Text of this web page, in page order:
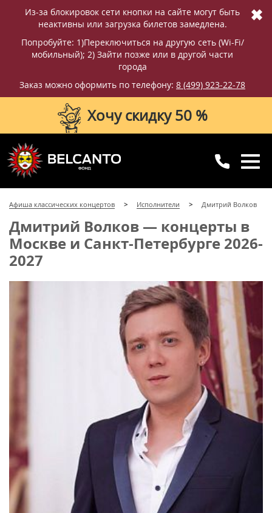
Из-за блокировок сети кнопки на сайте могут быть
неактивны или загрузка билетов замедлена.
Попробуйте: 1)Переключиться на другую сеть (Wi-Fi/
мобильный); 2) Зайти позже или в другой части
города
Заказ можно оформить по телефону: 8 (499) 923-22-78
✖
Хочу скидку 50 %
8 (499) 923-22-78
8 (800) 770-09-71
для регионов
Афиша классических концертов Исполнители Дмитрий Волков
Дмитрий Волков — концерты в
Москве и Санкт-Петербурге 2026-
2027